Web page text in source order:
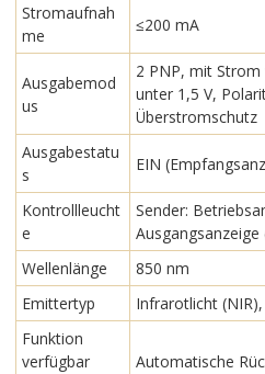
Stromaufnah
me
≤200 mA
Ausgabemod
us
2 PNP, mit
unter 1,5 V,
Überstromschutz
Ausgabestatu
s
EIN
Kontrollleucht
e
Sender:
Wellenlänge
850 nm
Emittertyp
Infrarotlicht
Funktion
verfügbar
Automatische